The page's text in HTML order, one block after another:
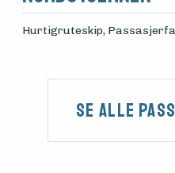
Hurtigruteskip,
Se alle